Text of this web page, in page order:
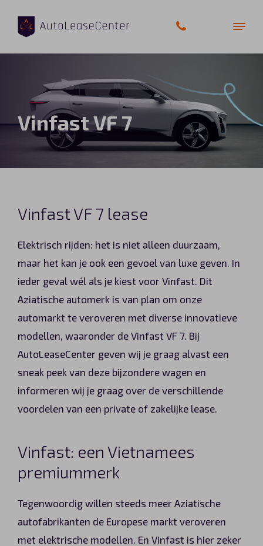
Vinfast VF 7
Vinfast VF 7 lease
Elektrisch rijden: het is niet alleen duurzaam,
maar het kan je ook een gevoel van luxe geven. In
ieder geval wél als je kiest voor Vinfast. Dit
Aziatische automerk is van plan om onze
automarkt te veroveren met diverse innovatieve
modellen, waaronder de Vinfast VF 7. Bij
AutoLeaseCenter geven wij je graag alvast een
sneak peek van deze bijzondere wagen en
informeren wij je graag over de verschillende
voordelen van een private of zakelijke lease.
Vinfast: een Vietnamees
premiummerk
Tegenwoordig willen steeds meer Aziatische
autofabrikanten de Europese markt veroveren
met elektrische modellen. En Vinfast is hier zeker
Zakelijke auto’s
Bedrijfswagens
Private lease
Shortlease
Automerken
Vragen?
Over ons
Contact